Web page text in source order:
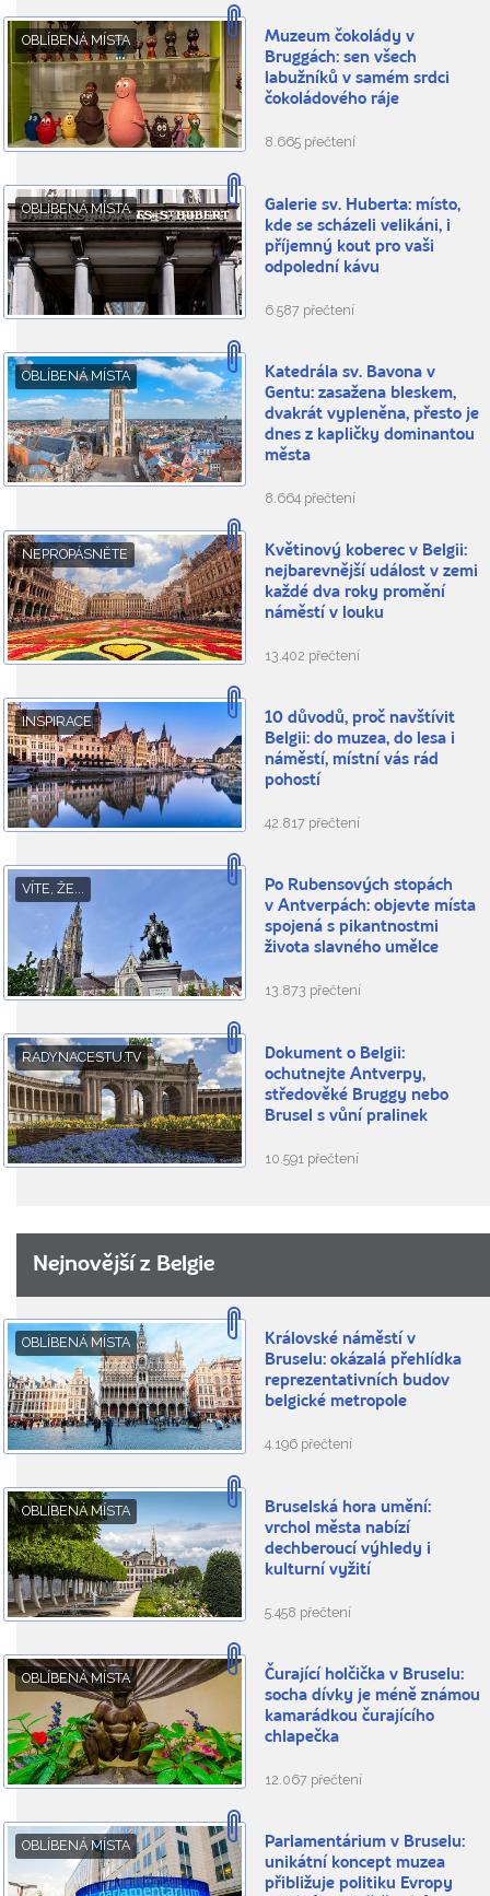
OBLÍBENÁ MÍSTA
Muzeum čokolády v
Bruggách: sen všech
labužníků v samém srdci
čokoládového ráje
8.665 přečtení
OBLÍBENÁ MÍSTA
Galerie sv. Huberta: místo,
kde se scházeli velikáni, i
příjemný kout pro vaši
odpolední kávu
6.587 přečtení
OBLÍBENÁ MÍSTA
Katedrála sv. Bavona v
Gentu: zasažena bleskem,
dvakrát vypleněna, přesto je
dnes z kapličky dominantou
města
8.664 přečtení
NEPROPÁSNĚTE
Květinový koberec v Belgii:
nejbarevnější událost v zemi
každé dva roky promění
náměstí v louku
13.402 přečtení
INSPIRACE
10 důvodů, proč navštívit
Belgii: do muzea, do lesa i
náměstí, místní vás rád
pohostí
42.817 přečtení
VÍTE, ŽE...
Po Rubensových stopách
v Antverpách: objevte místa
spojená s pikantnostmi
života slavného umělce
13.873 přečtení
RADYNACESTU.TV
Dokument o Belgii:
ochutnejte Antverpy,
středověké Bruggy nebo
Brusel s vůní pralinek
10.591 přečtení
Nejnovější z Belgie
OBLÍBENÁ MÍSTA
Královské náměstí v
Bruselu: okázalá přehlídka
reprezentativních budov
belgické metropole
4.196 přečtení
OBLÍBENÁ MÍSTA
Bruselská hora umění:
vrchol města nabízí
dechberoucí výhledy i
kulturní vyžití
5.458 přečtení
OBLÍBENÁ MÍSTA
Čurající holčička v Bruselu:
socha dívky je méně známou
kamarádkou čurajícího
chlapečka
12.067 přečtení
OBLÍBENÁ MÍSTA
Parlamentárium v Bruselu:
unikátní koncept muzea
přibližuje politiku Evropy